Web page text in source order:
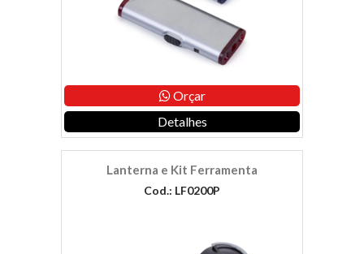
Orçar
Detalhes
Lanterna e Kit Ferramenta
Cod.: LF0200P